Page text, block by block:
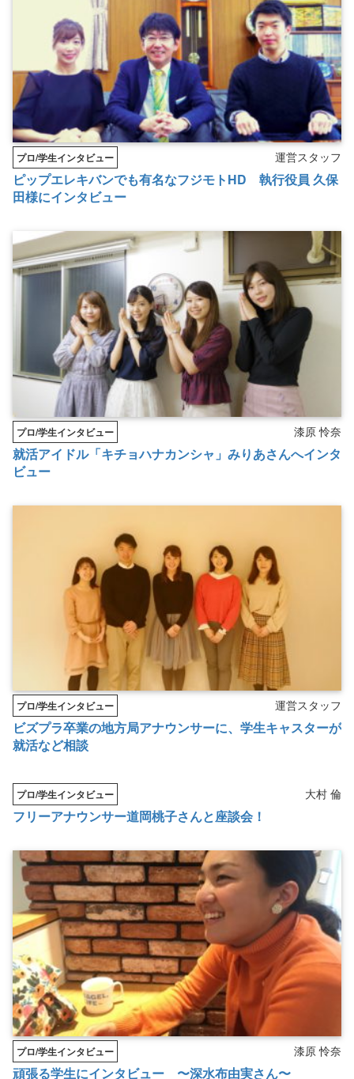
プロ/学生インタビュー 運営スタッフ
ピップエレキバンでも有名なフジモトHD 執行役員 久保
田様にインタビュー
プロ/学生インタビュー 漆原 怜奈
就活アイドル「キチョハナカンシャ」みりあさんへインタ
ビュー
プロ/学生インタビュー 運営スタッフ
ビズプラ卒業の地方局アナウンサーに、学生キャスターが
就活など相談
プロ/学生インタビュー 大村 倫
フリーアナウンサー道岡桃子さんと座談会！
プロ/学生インタビュー 漆原 怜奈
頑張る学生にインタビュー 〜深水布由実さん〜